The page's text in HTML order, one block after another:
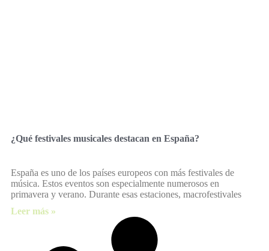
¿Qué festivales musicales destacan en España?
España es uno de los países europeos con más festivales de
música. Estos eventos son especialmente numerosos en
primavera y verano. Durante esas estaciones, macrofestivales
Leer más »